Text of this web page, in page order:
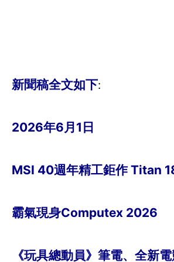
新聞稿全文如下:
2026年6月1日
MSI 40週年精工鉅作 Titan
霸氣現身Computex 2026
《玩具總動員》筆電、全新